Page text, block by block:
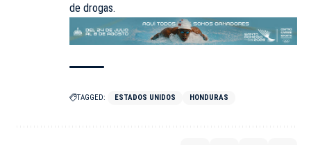
de drogas.
TAGGED: ESTADOS UNIDOS HONDURAS